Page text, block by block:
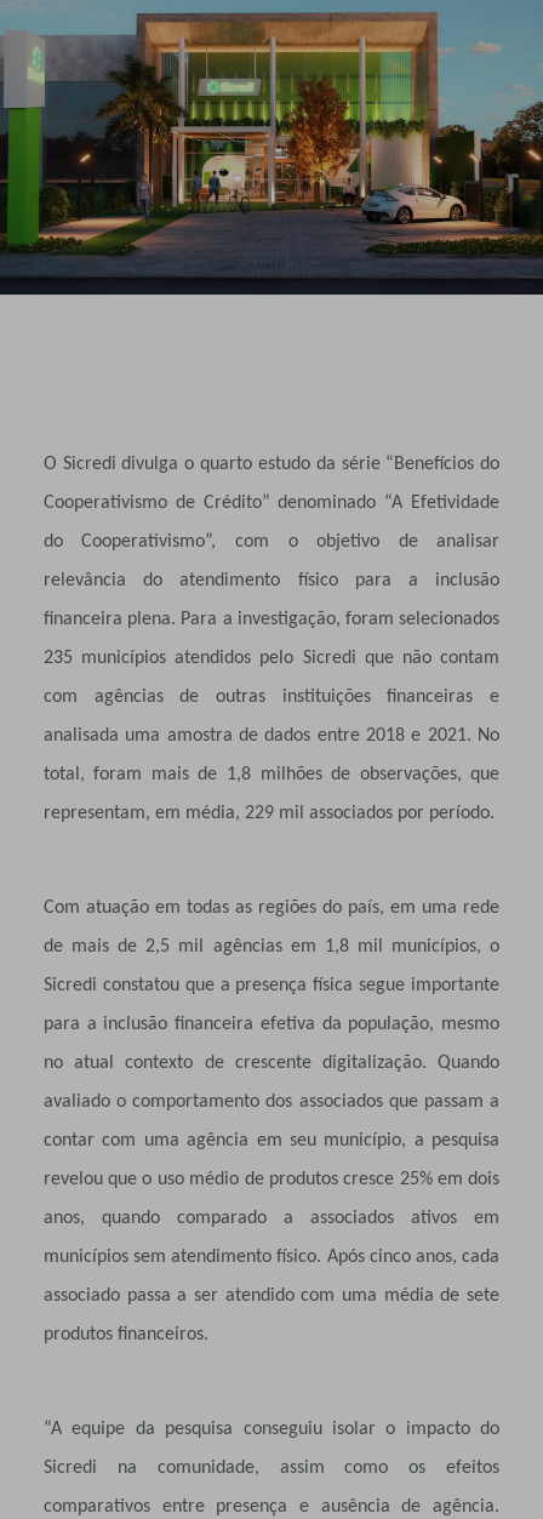
O Sicredi divulga o quarto estudo da série “Benefícios do
Cooperativismo de Crédito” denominado “A Efetividade
do Cooperativismo”, com o objetivo de analisar
relevância do atendimento físico para a inclusão
financeira plena. Para a investigação, foram selecionados
235 municípios atendidos pelo Sicredi que não contam
com agências de outras instituições financeiras e
analisada uma amostra de dados entre 2018 e 2021. No
total, foram mais de 1,8 milhões de observações, que
representam, em média, 229 mil associados por período.
Com atuação em todas as regiões do país, em uma rede
de mais de 2,5 mil agências em 1,8 mil municípios, o
Sicredi constatou que a presença física segue importante
para a inclusão financeira efetiva da população, mesmo
no atual contexto de crescente digitalização. Quando
avaliado o comportamento dos associados que passam a
contar com uma agência em seu município, a pesquisa
revelou que o uso médio de produtos cresce 25% em dois
anos, quando comparado a associados ativos em
municípios sem atendimento físico. Após cinco anos, cada
associado passa a ser atendido com uma média de sete
produtos financeiros.
“A equipe da pesquisa conseguiu isolar o impacto do
Sicredi na comunidade, assim como os efeitos
comparativos entre presença e ausência de agência.